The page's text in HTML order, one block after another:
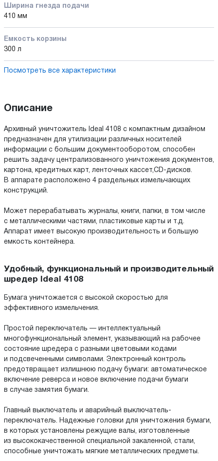
Ширина гнезда подачи
410 мм
Емкость корзины
300 л
Посмотреть все характеристики
Описание
Архивный уничтожитель Ideal 4108 с компактным дизайном
предназначен для утилизации различных носителей
информации с большим документооборотом, способен
решить задачу централизованного уничтожения документов,
картона, кредитных карт, ленточных кассет,CD-дисков.
В аппарате расположено 4 раздельных измельчающих
конструкций.
Может перерабатывать журналы, книги, папки, в том числе
с металлическими частями, пластиковые карты и т.д.
Аппарат имеет высокую производительность и большую
емкость контейнера.
Удобный, функциональный и производительный
шредер Ideal 4108
Бумага уничтожается с высокой скоростью для
эффективного измельчения.
Простой переключатель — интеллектуальный
многофункциональный элемент, указывающий на рабочее
состояние шредера с разными цветовыми кодами
и подсвеченными символами. Электронный контроль
предотвращает излишнюю подачу бумаги: автоматическое
включение реверса и новое включение подачи бумаги
в случае замятия бумаги.
Главный выключатель и аварийный выключатель-
переключатель. Надежные головки для уничтожения бумаги,
в которых установлены режущие валы, изготовленные
из высококачественной специальной закаленной, стали,
способные уничтожать мягкие металлических предметы.